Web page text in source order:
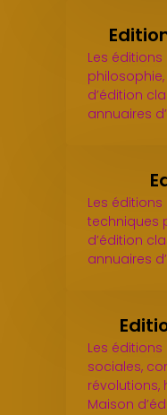
Les
d’édition
annuaires
Les éditions
techniques
d’édition
annuaires
Les éditions
sociales,
révolutions,
Maison